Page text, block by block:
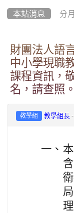
本站消息 分
財團法人語
中小學現職
課程資訊，
名，請查照。
教學組 教學組長-
一、